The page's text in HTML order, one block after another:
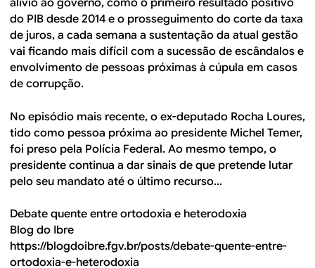
alívio ao governo, como o primeiro resultado positivo
do PIB desde 2014 e o prosseguimento do corte da taxa
de juros, a cada semana a sustentação da atual gestão
vai ficando mais difícil com a sucessão de escândalos e
envolvimento de pessoas próximas à cúpula em casos
de corrupção.
No episódio mais recente, o ex-deputado Rocha Loures,
tido como pessoa próxima ao presidente Michel Temer,
foi preso pela Polícia Federal. Ao mesmo tempo, o
presidente continua a dar sinais de que pretende lutar
pelo seu mandato até o último recurso...
Debate quente entre ortodoxia e heterodoxia
Blog do Ibre
https://blogdoibre.fgv.br/posts/debate-quente-entre-
ortodoxia-e-heterodoxia